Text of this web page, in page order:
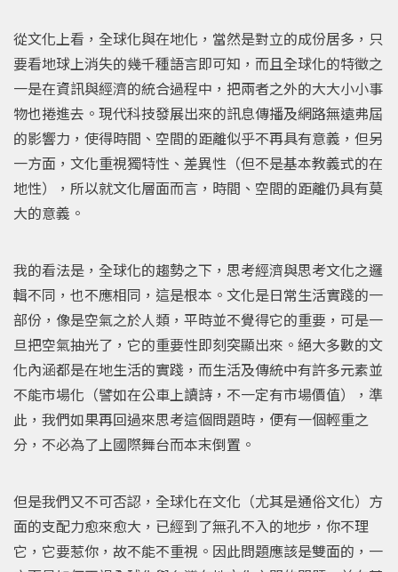
從文化上看，全球化與在地化，當然是對立的成份居多，只
要看地球上消失的幾千種語言即可知，而且全球化的特徵之
一是在資訊與經濟的統合過程中，把兩者之外的大大小小事
物也捲進去。現代科技發展出來的訊息傳播及網路無遠弗屆
的影響力，使得時間、空間的距離似乎不再具有意義，但另
一方面，文化重視獨特性、差異性（但不是基本教義式的在
地性），所以就文化層面而言，時間、空間的距離仍具有莫
大的意義。
我的看法是，全球化的趨勢之下，思考經濟與思考文化之邏
輯不同，也不應相同，這是根本。文化是日常生活實踐的一
部份，像是空氣之於人類，平時並不覺得它的重要，可是一
旦把空氣抽光了，它的重要性即刻突顯出來。絕大多數的文
化內涵都是在地生活的實踐，而生活及傳統中有許多元素並
不能市場化（譬如在公車上讀詩，不一定有市場價值），準
此，我們如果再回過來思考這個問題時，便有一個輕重之
分，不必為了上國際舞台而本末倒置。
但是我們又不可否認，全球化在文化（尤其是通俗文化）方
面的支配力愈來愈大，已經到了無孔不入的地步，你不理
它，它要惹你，故不能不重視。因此問題應該是雙面的，一